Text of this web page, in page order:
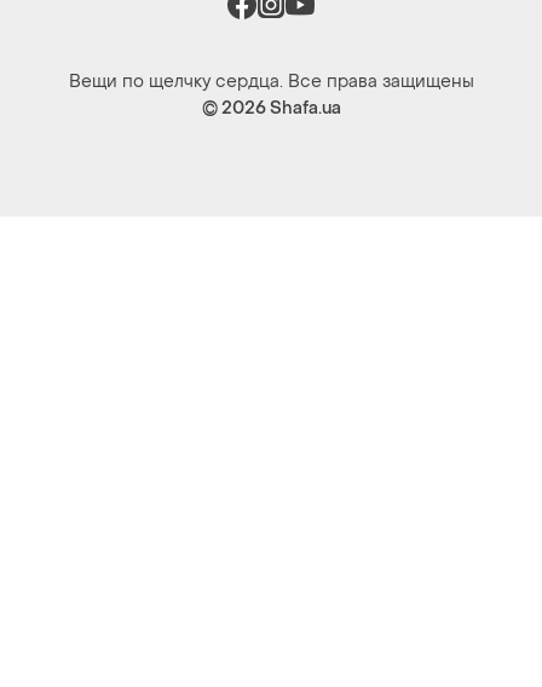
Вещи по щелчку сердца. Все права защищены
© 2026Shafa.ua